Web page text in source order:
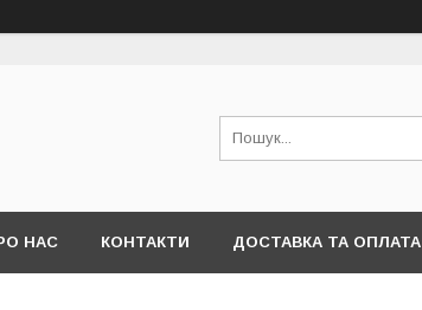
НАС КОНТАКТИ ДОСТАВКА ТА ОПЛАТА